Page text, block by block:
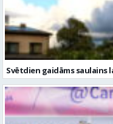
Svētdien gaidāms saulains